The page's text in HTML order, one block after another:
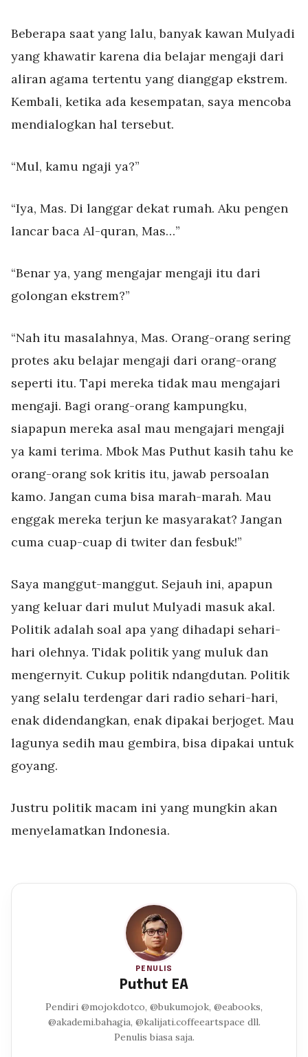
Beberapa saat yang lalu, banyak kawan Mulyadi
yang khawatir karena dia belajar mengaji dari
aliran agama tertentu yang dianggap ekstrem.
Kembali, ketika ada kesempatan, saya mencoba
mendialogkan hal tersebut.
“Mul, kamu ngaji ya?”
“Iya, Mas. Di langgar dekat rumah. Aku pengen
lancar baca Al-quran, Mas…”
“Benar ya, yang mengajar mengaji itu dari
golongan ekstrem?”
“Nah itu masalahnya, Mas. Orang-orang sering
protes aku belajar mengaji dari orang-orang
seperti itu. Tapi mereka tidak mau mengajari
mengaji. Bagi orang-orang kampungku,
siapapun mereka asal mau mengajari mengaji
ya kami terima. Mbok Mas Puthut kasih tahu ke
orang-orang sok kritis itu, jawab persoalan
kamo. Jangan cuma bisa marah-marah. Mau
enggak mereka terjun ke masyarakat? Jangan
cuma cuap-cuap di twiter dan fesbuk!”
Saya manggut-manggut. Sejauh ini, apapun
yang keluar dari mulut Mulyadi masuk akal.
Politik adalah soal apa yang dihadapi sehari-
hari olehnya. Tidak politik yang muluk dan
mengernyit. Cukup politik ndangdutan. Politik
yang selalu terdengar dari radio sehari-hari,
enak didendangkan, enak dipakai berjoget. Mau
lagunya sedih mau gembira, bisa dipakai untuk
goyang.
Justru politik macam ini yang mungkin akan
menyelamatkan Indonesia.
PENULIS
Puthut EA
Pendiri @mojokdotco, @bukumojok, @eabooks,
@akademi.bahagia, @kalijati.coffeeartspace dll.
Penulis biasa saja.